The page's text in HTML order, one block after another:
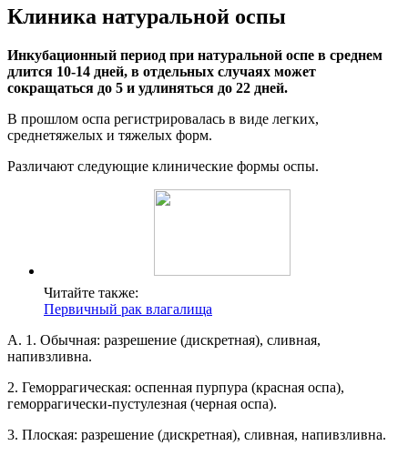
Клиника натуральной оспы
Инкубационный период при натуральной оспе в среднем
длится 10-14 дней, в отдельных случаях может
сокращаться до 5 и удлиняться до 22 дней.
В прошлом оспа регистрировалась в виде легких,
среднетяжелых и тяжелых форм.
Различают следующие клинические формы оспы.
Читайте также:
Первичный рак влагалища
А. 1. Обычная: разрешение (дискретная), сливная,
напивзливна.
2. Геморрагическая: оспенная пурпура (красная оспа),
геморрагически-пустулезная (черная оспа).
3. Плоская: разрешение (дискретная), сливная, напивзливна.